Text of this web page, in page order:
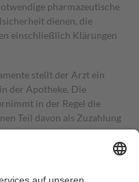
pharmazeutische
dienen, die
einschließlich Klärungen
stellt der Arzt ein
der Apotheke. Die
in der Regel die
Teil davon als Zuzahlung
in Höhe von zehn
mehr als die tatsächlichen